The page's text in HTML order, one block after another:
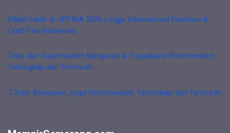
KWaS Hadir di JIFFINA 2026 (Jogja International Furniture &
Craft Fair Indonesia)
Toko dan Supermarket Bangunan di Yogyakarta Rekomended,
Terlengkap dan Termurah
7 Toko Bangunan Jogja Rekomended, Terlengkap dan Termurah